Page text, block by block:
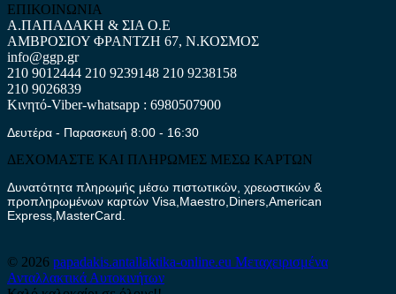
ΕΠΙΚΟΙΝΩΝΙΑ
Α.ΠΑΠΑΔΑΚΗ & ΣΙΑ Ο.Ε
ΑΜΒΡΟΣΙΟΥ ΦΡΑΝΤΖΗ 67, Ν.ΚΟΣΜΟΣ
info@ggp.gr
210 9012444 210 9239148 210 9238158
210 9026839
Κινητό-Viber-whatsapp : 6980507900
Δευτέρα - Παρασκευή 8:00 - 16:30
ΔΕΧΟΜΑΣΤΕ ΚΑΙ ΠΛΗΡΩΜΕΣ ΜΕΣΩ ΚΑΡΤΩΝ
Δυνατότητα πληρωμής μέσω πιστωτικών, χρεωστικών &
προπληρωμένων καρτών Visa,Maestro,Diners,American
Express,MasterCard.
© 2026 papadakis.antallaktika-online.eu Μεταχειρισμένα
Ανταλλακτικά Αυτοκινήτων